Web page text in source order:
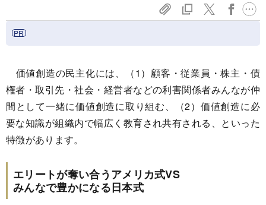
価値創造の民主化には、（1）顧客・従業員・株主・債
権者・取引先・社会・経営者などの利害関係者みんなが仲
間として一緒に価値創造に取り組む、（2）価値創造に必
要な知識が組織内で幅広く教育され共有される、といった
特徴があります。
エリートが奪い合うアメリカ式VS
みんなで豊かになる日本式